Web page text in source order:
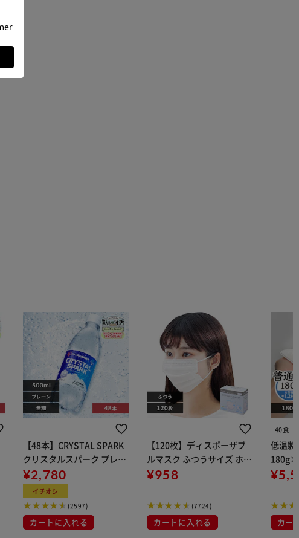
【48本】CRYSTAL SPARK
クリスタルスパーク プレー
ン 500ml
¥2,780
イチオシ
(2597)
カートに入れる
【120枚】ディスポーザブ
ルマスク ふつうサイズ ホワ
イト 大容量 DISPOSABLE
布
¥958
(7724)
カートに入れる
40食
低温製
カー